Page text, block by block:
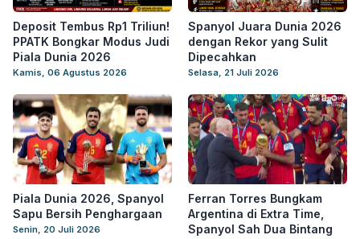
Deposit Tembus Rp1 Triliun!
PPATK Bongkar Modus Judi
Piala Dunia 2026
Kamis, 06 Agustus 2026
Spanyol Juara Dunia 2026
dengan Rekor yang Sulit
Dipecahkan
Selasa, 21 Juli 2026
Piala Dunia 2026, Spanyol
Sapu Bersih Penghargaan
Senin, 20 Juli 2026
Ferran Torres Bungkam
Argentina di Extra Time,
Spanyol Sah Dua Bintang